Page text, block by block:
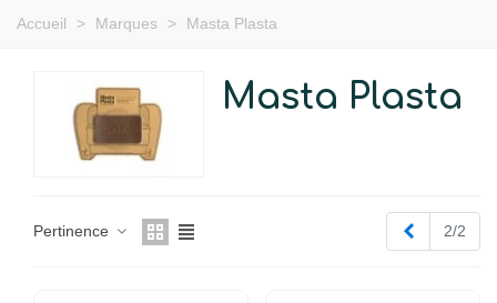
Accueil > Marques > Masta Plasta
Masta Plasta
Pertinence Précédent
2/2